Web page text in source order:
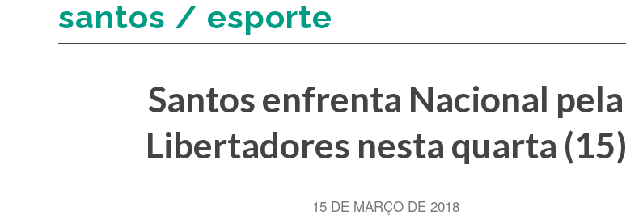
santos / esporte
Santos enfrenta Nacional pela
Libertadores nesta quarta (15)
15 DE MARÇO DE 2018